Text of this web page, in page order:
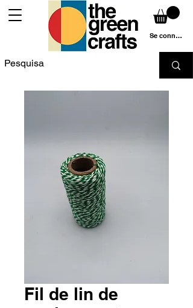
Se connecter
Fil de lin de